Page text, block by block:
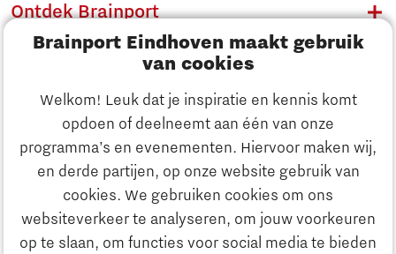
Brainport Eindhoven maakt gebruik
van cookies
Welkom! Leuk dat je inspiratie en kennis komt
opdoen of deelneemt aan één van onze
programma’s en evenementen. Hiervoor maken wij,
en derde partijen, op onze website gebruik van
cookies. We gebruiken cookies om ons
websiteverkeer te analyseren, om jouw voorkeuren
op te slaan, om functies voor social media te bieden
Ontdek Brainport
Innovatie
Ontdek Brainport
Innovatie
Ondernemen
Onderwijs
Maatschappelijk
Strategie & Organisatie